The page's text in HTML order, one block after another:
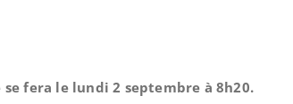
se fera le lundi 2 septembre à 8h20.